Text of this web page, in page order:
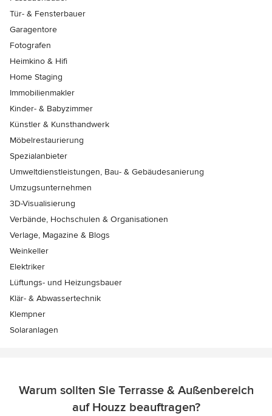
Tür- & Fensterbauer
Garagentore
Fotografen
Heimkino & Hifi
Home Staging
Immobilienmakler
Kinder- & Babyzimmer
Künstler & Kunsthandwerk
Möbelrestaurierung
Spezialanbieter
Umweltdienstleistungen, Bau- & Gebäudesanierung
Umzugsunternehmen
3D-Visualisierung
Verbände, Hochschulen & Organisationen
Verlage, Magazine & Blogs
Weinkeller
Elektriker
Lüftungs- und Heizungsbauer
Klär- & Abwassertechnik
Klempner
Solaranlagen
Warum sollten Sie Terrasse & Außenbereich
auf Houzz beauftragen?